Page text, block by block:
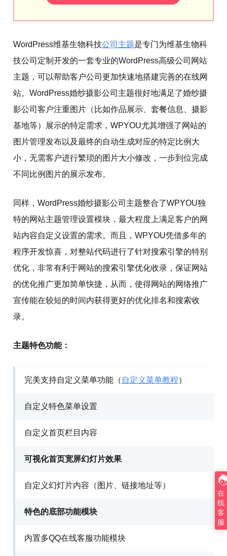
WordPress维基生物科技公司主题是专门为维基生物科
技公司定制开发的一套专业的WordPress高级公司网站
主题，可以帮助客户公司更加快速地搭建完善的在线网
站。WordPress婚纱摄影公司主题很好地满足了婚纱摄
影公司客户注重图片（比如作品展示、套餐信息、摄影
基地等）展示的特定需求，WPYOU尤其增强了网站的
图片管理发布以及最终的自动生成对应的特定比例大
小，无需客户进行繁琐的图片大小修改，一步到位完成
不同比例图片的展示发布。
同样，WordPress婚纱摄影公司主题整合了WPYOU独
特的网站主题管理设置模块，最大程度上满足客户的网
站内容自定义设置的需求。而且，WPYOU凭借多年的
程序开发惊喜，对整站代码进行了针对搜索引擎的特别
优化，非常有利于网站的搜索引擎优化收录，保证网站
的优化推广更加简单快捷，从而，使得网站的网络推广
宣传能在较短的时间内获得更好的优化排名和搜索收
录。
主题特色功能：
完美支持自定义菜单功能（ 自定义菜单教程）
自定义特色菜单设置
自定义首页栏目内容
可视化首页宽屏幻灯片效果
自定义幻灯片内容（图片、链接地址等）
特色的底部功能模块
内置多QQ在线客服功能模块
在
线
客
服